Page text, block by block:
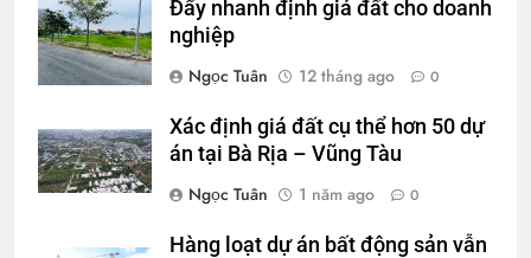
Đẩy nhanh định giá đất cho doanh
nghiệp
Ngọc Tuân
12 tháng ago 0
Xác định giá đất cụ thể hơn 50 dự
án tại Bà Rịa – Vũng Tàu
Ngọc Tuân
1 năm ago 0
Hàng loạt dự án bất động sản vẫn